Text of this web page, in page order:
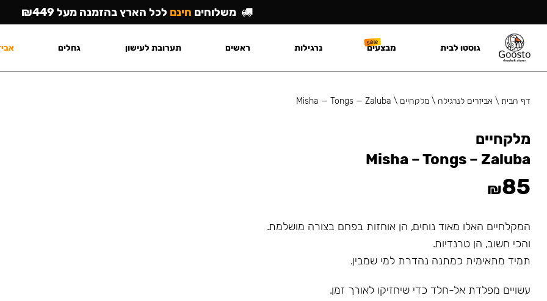
דף הבית\ אביזרים לנרגילה \ מלקחיים \
Misha — Tongs — Zaluba
מלקחיים
Misha – Tongs – Zaluba
₪85
המקלחיים האלו מאוד נוחים, הן אוחזות בפחם בצורה מושלמת.
והכי חשוב, הן טרנדיות.
תמיד מתאימית כמתנה נהדרת למי שמבין.
עשויים מפלדת אל-חלד כדי שיחזיקו לאורך זמן.
משלוחים חינם לכל הארץ בהזמנה מעל ₪449
גוסטו לבית מבצעים נרגילות ראשים תערובת לעישון גחלים